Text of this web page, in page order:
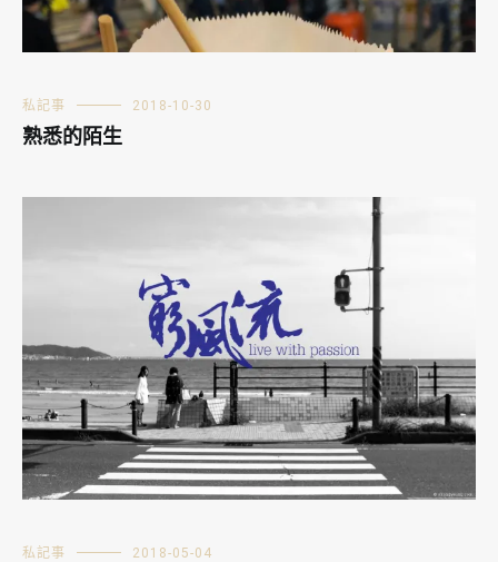
私記事 2018-10-30
熟悉的陌生
私記事 2018-05-04